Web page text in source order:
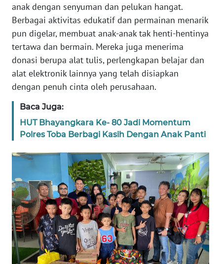
anak dengan senyuman dan pelukan hangat.
Berbagai aktivitas edukatif dan permainan menarik
pun digelar, membuat anak-anak tak henti-hentinya
tertawa dan bermain. Mereka juga menerima
donasi berupa alat tulis, perlengkapan belajar dan
alat elektronik lainnya yang telah disiapkan
dengan penuh cinta oleh perusahaan.
Baca Juga:
HUT Bhayangkara Ke- 80 Jadi Momentum
Polres Toba Berbagi Kasih Dengan Anak Panti
WN
JABAR
WN
BANTEN
WN
NTT
WN
KEPRI
PAPUA
WN
PAPUA
BARAT
WN
RIAU